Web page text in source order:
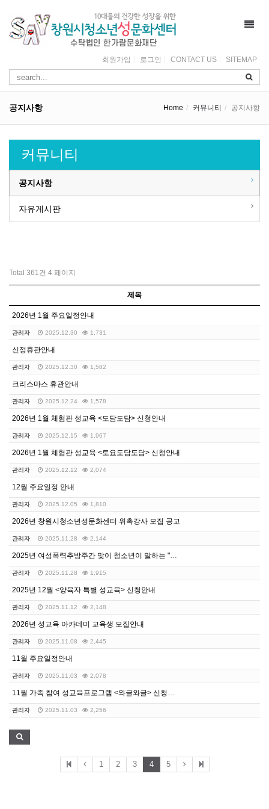
회원가입 로그인 CONTACT US SITEMAP
공지사항 Home 커뮤니티 공지사항
커뮤니티
공지사항
자유게시판
Total 361건 4 페이지
제목
2026년 1월 주요일정안내
관리자 2025.12.30 1,731
신정휴관안내
관리자 2025.12.30 1,582
크리스마스 휴관안내
관리자 2025.12.24 1,578
2026년 1월 체험관 성교육 <도담도담> 신청안내
관리자 2025.12.15 1,967
2026년 1월 체험관 성교육 <토요도담도담> 신청안내
관리자 2025.12.12 2,074
12월 주요일정 안내
관리자 2025.12.05 1,810
2026년 창원시청소년성문화센터 위촉강사 모집 공고
관리자 2025.11.28 2,144
2025년 여성폭력추방주간 맞이 청소년이 말하는 "디지…
관리자 2025.11.28 1,915
2025년 12월 <양육자 특별 성교육> 신청안내
관리자 2025.11.12 2,148
2026년 성교육 아카데미 교육생 모집안내
관리자 2025.11.08 2,445
11월 주요일정안내
관리자 2025.11.03 2,078
11월 가족 참여 성교육프로그램 <와글와글> 신청안내
관리자 2025.11.03 2,256
1 2 3 4 5